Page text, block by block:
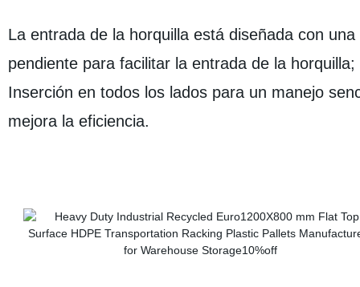
La entrada de la horquilla está diseñada con una
pendiente para facilitar la entrada de la horquilla;
Inserción en todos los lados para un manejo
mejora la eficiencia.